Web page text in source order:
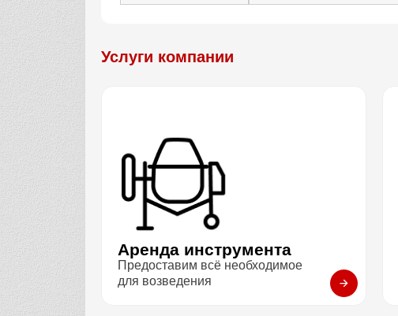
Услуги компании
Аренда инструмента
Предоставим всё необходимое
для возведения